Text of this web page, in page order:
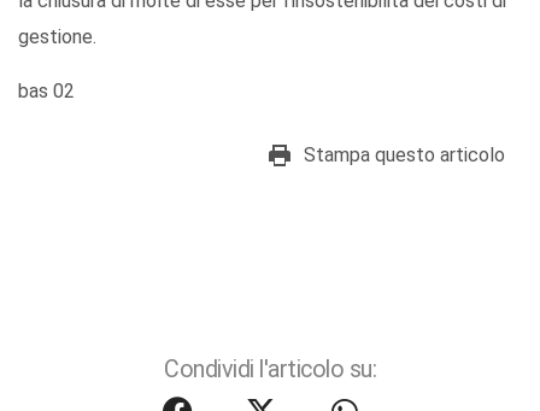
gestione.
bas 02
Stampa questo articolo
Condividi l'articolo su: